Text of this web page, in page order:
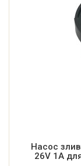
Насос
26V 1A